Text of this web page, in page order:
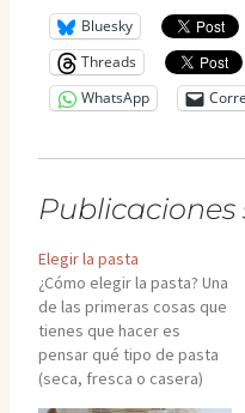
Bluesky
Threads
WhatsApp
Publicaciones
Elegir la pasta
¿Cómo elegir la pasta? Una
de las primeras cosas que
tienes que hacer es
pensar qué tipo de pasta
(seca, fresca o casera)